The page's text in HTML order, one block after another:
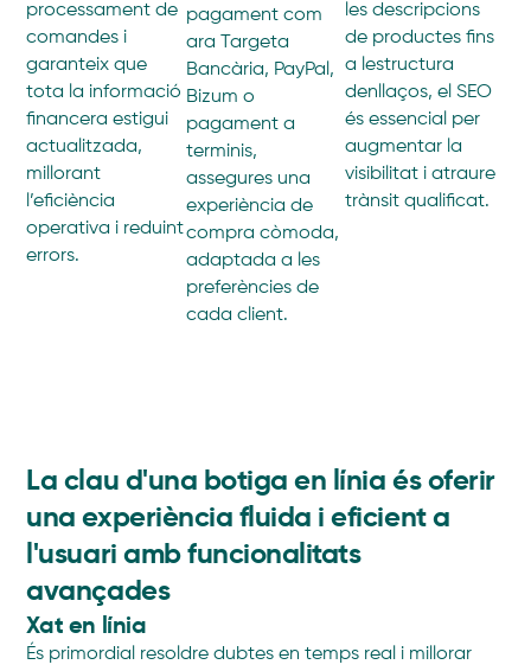
processament de
comandes i
garanteix que
tota la informació
financera estigui
actualitzada,
millorant
l’eficiència
operativa i reduint
errors.
pagament com
ara Targeta
Bancària, PayPal,
Bizum o
pagament a
terminis,
assegures una
experiència de
compra còmoda,
adaptada a les
preferències de
cada client.
les descripcions
de productes fins
a lestructura
denllaços, el SEO
és essencial per
augmentar la
visibilitat i atraure
trànsit qualificat.
La clau d'una botiga en línia és oferir
una experiència fluida i eficient a
l'usuari amb funcionalitats
avançades
Xat en línia
És primordial resoldre dubtes en temps real i millorar